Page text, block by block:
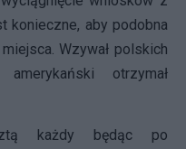
konieczne, aby podobna
Wzywał polskich
otrzymał
każdy będąc po